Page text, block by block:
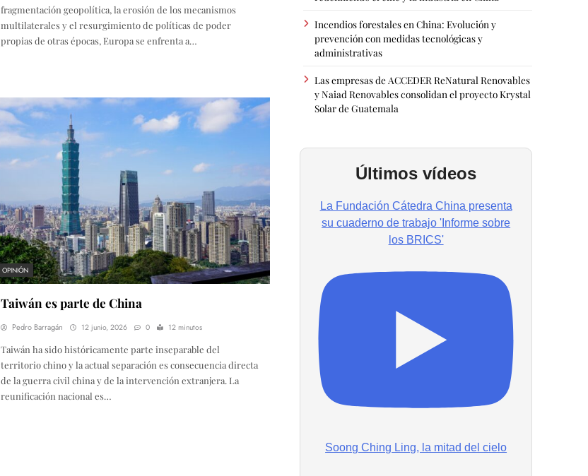
fragmentación geopolítica, la erosión de los mecanismos
multilaterales y el resurgimiento de políticas de poder
propias de otras épocas, Europa se enfrenta a…
OPINIÓN
Taiwán es parte de China
Pedro Barragán 12 junio, 2026 0 12 minutos
Taiwán ha sido históricamente parte inseparable del
territorio chino y la actual separación es consecuencia directa
de la guerra civil china y de la intervención extranjera. La
reunificación nacional es…
Incendios forestales en China: Evolución y
prevención con medidas tecnológicas y
administrativas
Las empresas de ACCEDER ReNatural Renovables
y Naiad Renovables consolidan el proyecto Krystal
Solar de Guatemala
Últimos vídeos
La Fundación Cátedra China presenta
su cuaderno de trabajo 'Informe sobre
los BRICS'
Soong Ching Ling, la mitad del cielo